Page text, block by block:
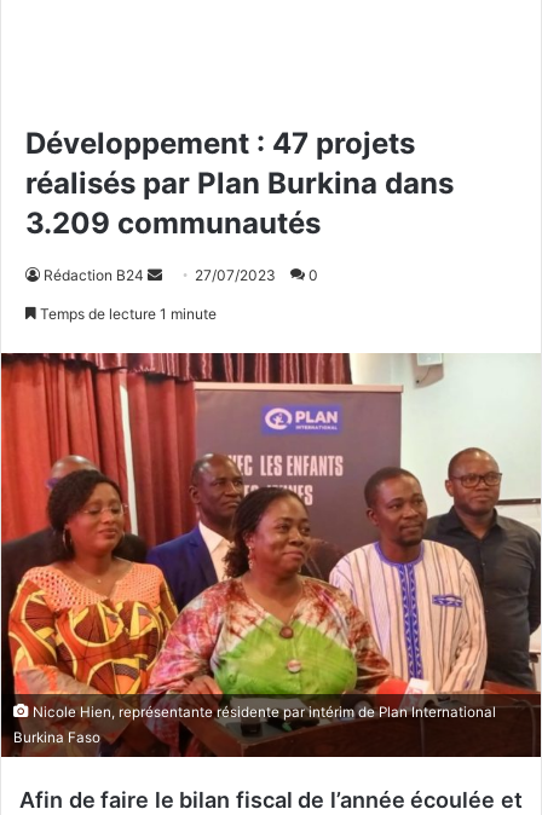
Développement : 47 projets
réalisés par Plan Burkina dans
3.209 communautés
Rédaction B24
o
y
c
o
u
r
r
i
e
l
27/07/2023 0
Temps de lecture 1 minute
Nicole Hien, représentante résidente par intérim de Plan International
Burkina Faso
Afin de faire le bilan fiscal de l’année écoulée et